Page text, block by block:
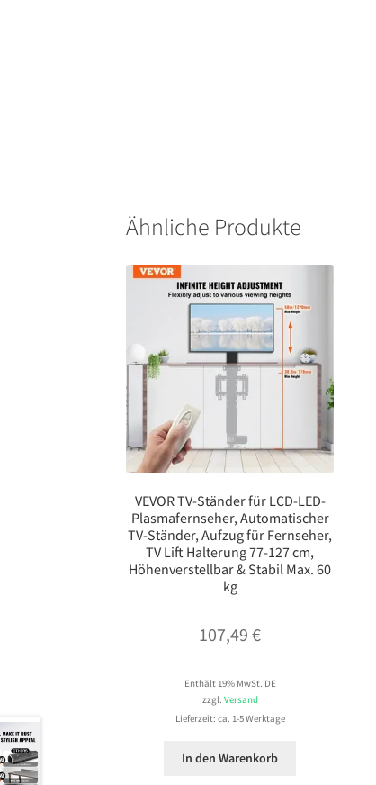
Ähnliche Produkte
VEVOR TV-Ständer für LCD-LED-
Plasmafernseher, Automatischer
TV-Ständer, Aufzug für Fernseher,
TV Lift Halterung 77-127 cm,
Höhenverstellbar & Stabil Max. 60
kg
107,49€
Enthält 19% MwSt. DE
zzgl. Versand
Lieferzeit: ca. 1-5 Werktage
In den Warenkorb